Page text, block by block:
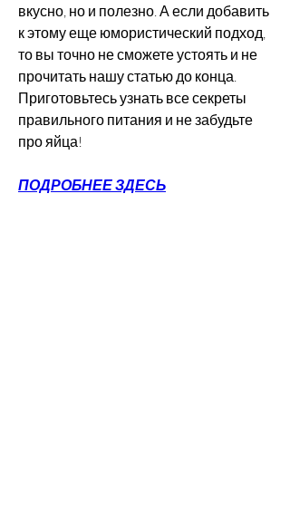
вкусно, но и полезно. А если добавить
к этому еще юмористический подход,
то вы точно не сможете устоять и не
прочитать нашу статью до конца.
Приготовьтесь узнать все секреты
правильного питания и не забудьте
про яйца!
ПОДРОБНЕЕ ЗДЕСЬ